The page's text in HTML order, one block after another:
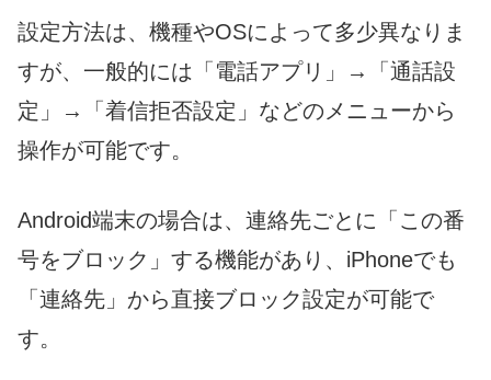
設定方法は、機種やOSによって多少異なりま
すが、一般的には「電話アプリ」→「通話設
定」→「着信拒否設定」などのメニューから
操作が可能です。
Android端末の場合は、連絡先ごとに「この番
号をブロック」する機能があり、iPhoneでも
「連絡先」から直接ブロック設定が可能で
す。